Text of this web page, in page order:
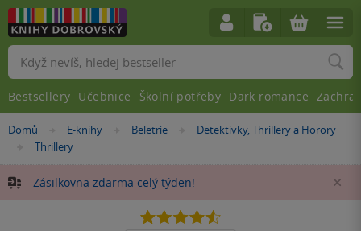
Nacházíte
Domů »E-knihy »
Beletrie »
Detektivky, Thrillery a Horory
»
Thrillery
Zásilkovna zdarma celý týden!
4.5
Vyhledávání
Bestsellery Učebnice Školní potřeby Dark romance